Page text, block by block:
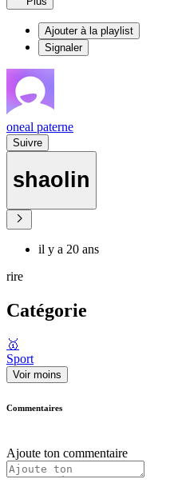
Ajouter à la playlist
Signaler
oneal paterne
Suivre
shaolin
il y a 20 ans
rire
Catégorie
🥇
Sport
Voir moins
Commentaires
Ajoute ton commentaire